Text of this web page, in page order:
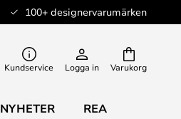
100+ designervarumärken
Varukorg
Kundservice Logga in
NYHETER REA